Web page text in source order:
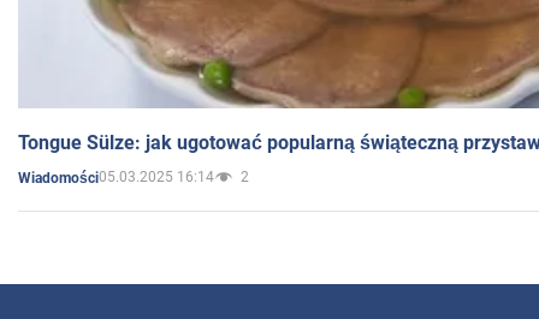
Tongue Sülze: jak ugotować popularną świąteczną
Wiadomości05.03.2025 16:14 2